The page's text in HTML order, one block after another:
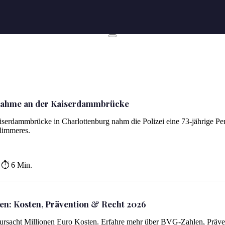
an der Kaiserdammbrücke
in Charlottenburg nahm die Polizei eine 73-jährige
⏱ 6 Min.
Kosten, Prävention & Recht 2026
Millionen Euro Kosten. Erfahre mehr über BVG-Zahlen,